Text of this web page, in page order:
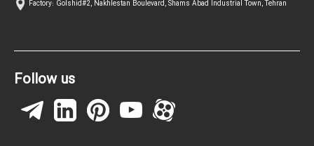
Factory: Golshid#2, Nakhlestan Boulevard, Shams Abad Industrial Town, Tehran
Follow us